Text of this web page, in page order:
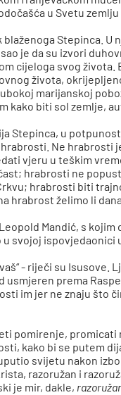
u Svetu
Stepinca. U
je da su izvori
cijeloga svog života.
života,
marijanskoj
kako biti sol zemlje,
Stepinca, u
Ne hrabrosti
vjeru u teškim
hrabrosti ne
hrabrosti biti
hrabrost želimo li
Mandić, s
svojoj ispovjedaonici
- riječi su Isusove.
usmjeren prema
im jer ne znaju što
pomirenje,
kako bi se putem
svijetu nakon
razoružan i
je mir, dakle,